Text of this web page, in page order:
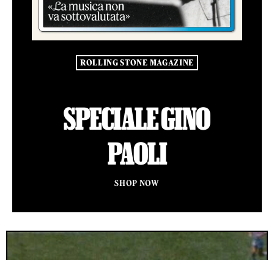
ROLLING STONE MAGAZINE
SPECIALE GINO
PAOLI
SHOP NOW